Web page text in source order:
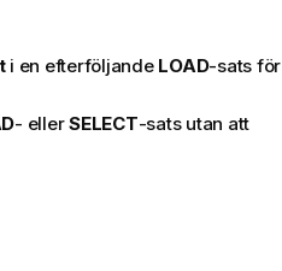
i en efterföljande LOAD-sats för
- ellerSELECT-sats utan att